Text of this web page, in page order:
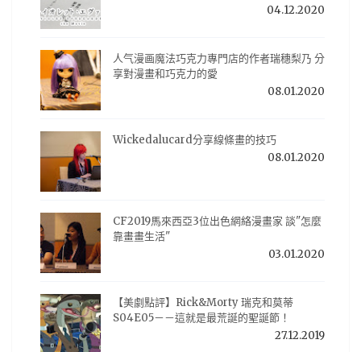
04.12.2020
人气漫画魔法巧克力專門店的作者瑞穗梨乃 分
享對漫畫和巧克力的愛
08.01.2020
Wickedalucard分享線條畫的技巧
08.01.2020
CF2019馬來西亞3位出色網絡漫畫家 談"怎麼
靠畫畫生活"
03.01.2020
【美劇點評】Rick&Morty 瑞克和莫蒂
S04E05－－這就是最荒誕的聖誕節！
27.12.2019